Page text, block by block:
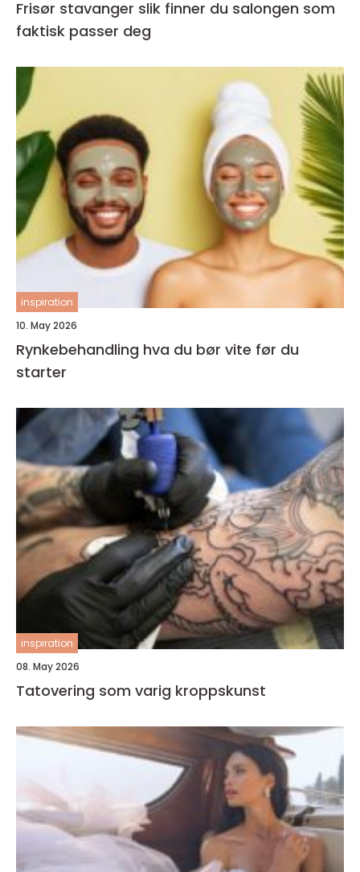
Frisør stavanger slik finner du salongen som
faktisk passer deg
inspiration
10. May 2026
Rynkebehandling hva du bør vite før du
starter
inspiration
08. May 2026
Tatovering som varig kroppskunst